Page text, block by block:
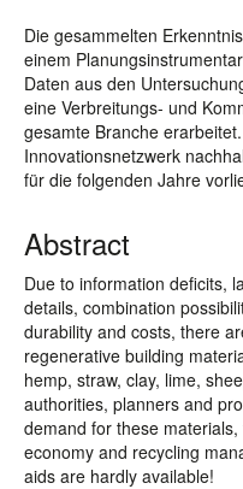
Die gesammelten
einem
Daten aus den
eine Verbreitungs- und
gesamte Branche
Innovationsnetzwerk
für die folgenden Jahre
Abstract
Due to information deficits,
details, combination
durability and costs, there
regenerative building
hemp, straw, clay, lime,
authorities, planners and
demand for these
economy and recycling
aids are hardly available!